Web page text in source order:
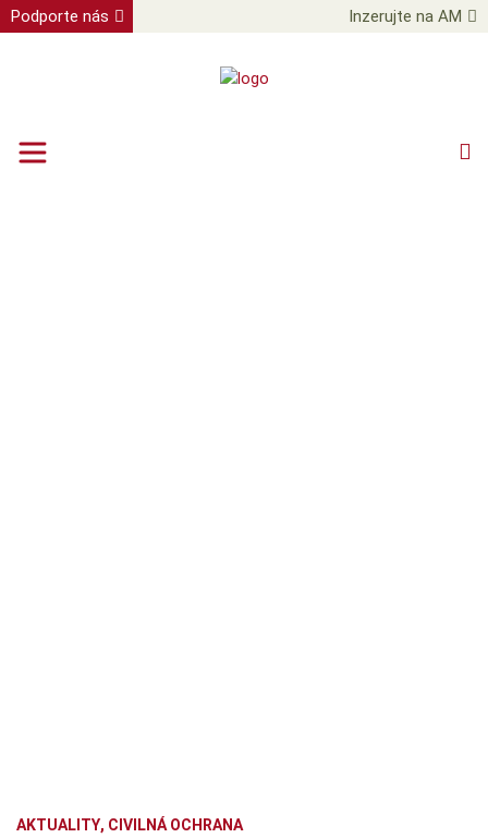
Podporte nás Inzerujte na AM
AKTUALITY, CIVILNÁ OCHRANA